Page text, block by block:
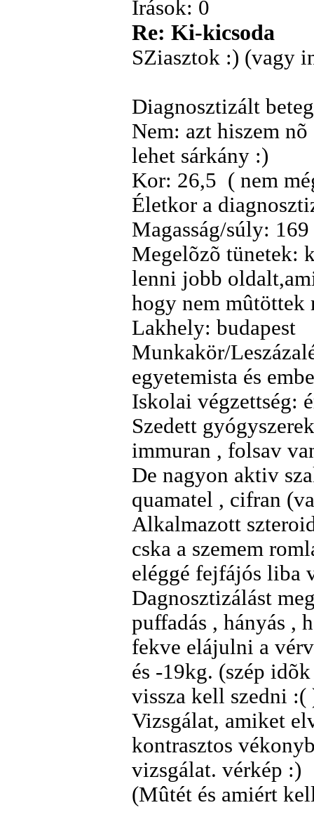
Írások: 0
Re: Ki-kicsoda
SZiasztok :) (vagy
Diagnosztizált
Nem: azt hiszem
lehet sárkány :)
Kor: 26,5 ( nem
Életkor a
Magasság/súly:
Megelõzõ tünetek:
lenni jobb
hogy nem mûtöttek
Lakhely: budapest
Munkakör/
egyetemista és
Iskolai végzettség:
Szedett
immuran , folsav
De nagyon aktiv
quamatel , cifran
Alkalmazott
cska a szemem
eléggé fejfájós liba
Dagnosztizálást
puffadás , hányás ,
fekve elájulni a
és -19kg. (szép
vissza kell szedni :(
Vizsgálat, amiket
kontrasztos
vizsgálat. vérkép :)
(Mûtét és amiért